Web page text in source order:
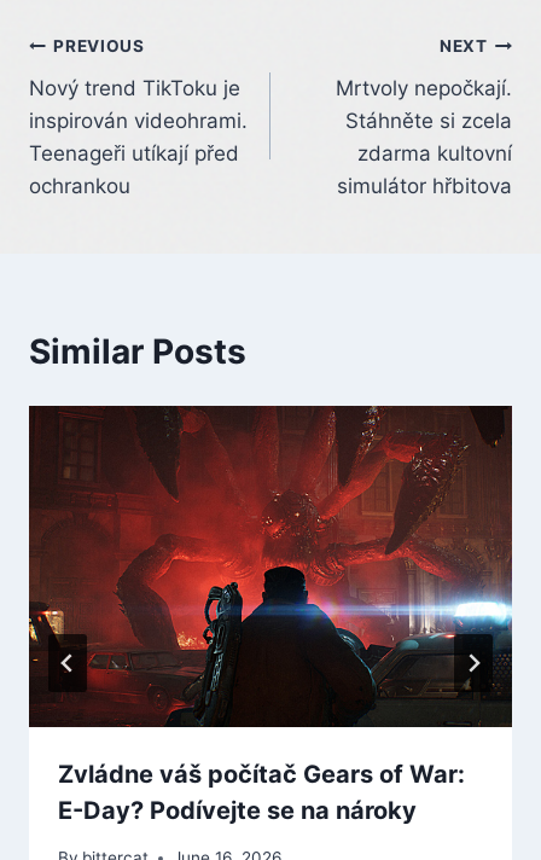
Post
navigation
PREVIOUS
Nový trend TikToku je
inspirován videohrami.
Teenageři utíkají před
ochrankou
NEXT
Mrtvoly nepočkají.
Stáhněte si zcela
zdarma kultovní
simulátor hřbitova
Similar Posts
Zvládne váš počítač Gears of War:
E-Day? Podívejte se na nároky